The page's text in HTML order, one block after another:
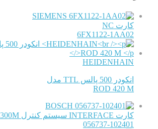
SIEMENS
کارت NC
6FX1122-1AA02
HEIDENHAIN
انکودر 500 پالس TTL مدل
ROD 420 M
BOSCH
کارت INTERFACE سیستم کنترل CC300M
056737-102401